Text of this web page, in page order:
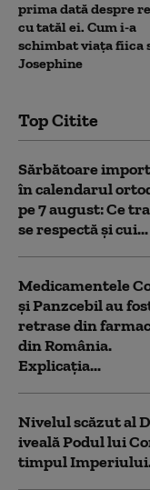
prima dată despre
cu tatăl ei. Cum i-a
schimbat viața fiica
Josephine
Top Citite
Sărbătoare
în calendarul
pe 7 august: Ce
se respectă și cui...
Medicamentele
și Panzcebil au
retrase din
din România.
Explicația...
Nivelul scăzut al
iveală Podul lui
timpul